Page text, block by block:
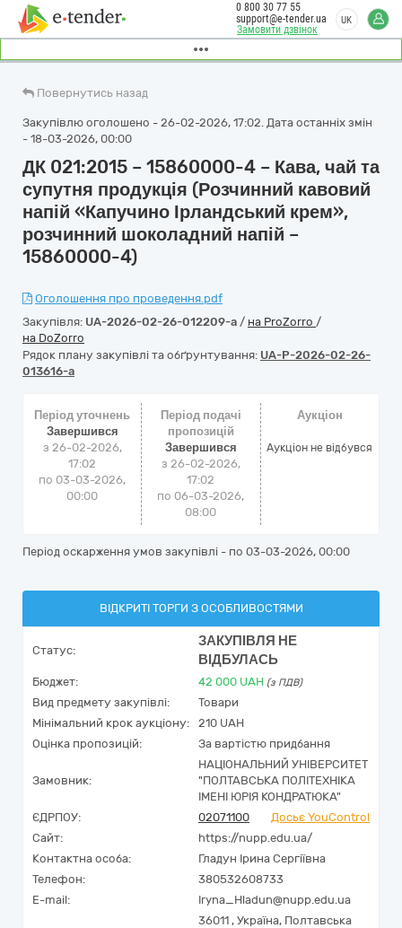
Замовити дзвінок
0 800 30 77 55
support@e-tender.ua
UK
Повернутись назад
Закупівлю оголошено - 26-02-2026, 17:02. Дата останніх змін
- 18-03-2026, 00:00
ДК 021:2015 – 15860000-4 – Кава, чай та
супутня продукція (Розчинний кавовий
напій «Капучино Ірландський крем»,
розчинний шоколадний напій –
15860000-4)
Оголошення про проведення.pdf
Закупівля: UA-2026-02-26-012209-a / на ProZorro /
на DoZorro
Рядок плану закупівлі та обґрунтування: UA-P-2026-02-26-
013616-a
Період уточнень
Завершився
з 26-02-2026,
17:02
по 03-03-2026,
00:00
Період подачі
пропозицій
Завершився
з 26-02-2026,
17:02
по 06-03-2026,
08:00
Аукціон
Аукціон не відбувся
Період оскарження умов закупівлі - по 03-03-2026, 00:00
ВІДКРИТІ ТОРГИ З ОСОБЛИВОСТЯМИ
Статус:
ЗАКУПІВЛЯ НЕ
ВІДБУЛАСЬ
Бюджет: 42 000 UAH (з ПДВ)
Вид предмету закупівлі:
Товари
Мінімальний крок аукціону:
210 UAH
Оцінка пропозицій:
За вартістю придбання
Замовник:
НАЦІОНАЛЬНИЙ УНІВЕРСИТЕТ
"ПОЛТАВСЬКА ПОЛІТЕХНІКА
ІМЕНІ ЮРІЯ КОНДРАТЮКА"
ЄДРПОУ:
02071100
Досьє YouControl
Сайт:
https://nupp.edu.ua/
Контактна особа:
Гладун Ірина Сергіївна
Телефон:
380532608733
E-mail:
Iryna_Hladun@nupp.edu.ua
36011 , Україна, Полтавська